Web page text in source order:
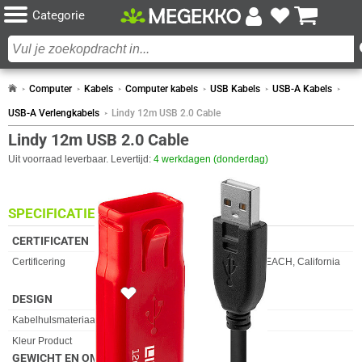
Categorie
Computer Kabels Computer kabels USB Kabels USB-A Kabels
USB-A Verlengkabels Lindy 12m USB 2.0 Cable
Lindy 12m USB 2.0 Cable
Uit voorraad leverbaar. Levertijd: 4 werkdagen (donderdag)
SPECIFICATIES
CERTIFICATEN
Eigenschap Waarde
Certificering
CE, UKCA, FCC, RoHS, REACH, California
Proposition 65
DESIGN
Eigenschap Waarde
Kabelhulsmateriaal
Polyvinyl chloride (PVC)
Kleur Product
Zwart
GEWICHT EN OMVANG